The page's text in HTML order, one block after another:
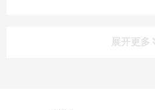
展开更多